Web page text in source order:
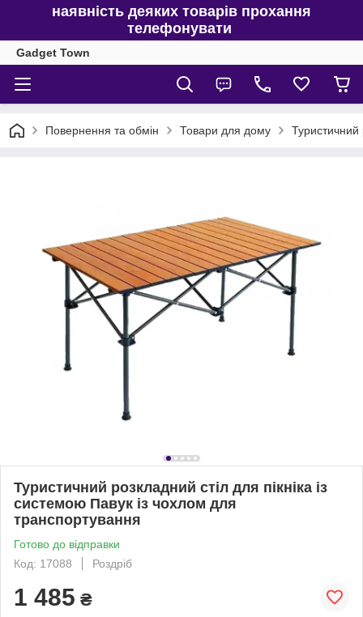
наявність деяких товарів прохання
телефонувати
Gadget Town
Повернення та обмін Товари для дому Туристичний
Туристичний розкладний стіл для пікніка із
системою Павук із чохлом для
транспортування
Готово до відправки
Код: 17088
Роздріб
1 485 ₴